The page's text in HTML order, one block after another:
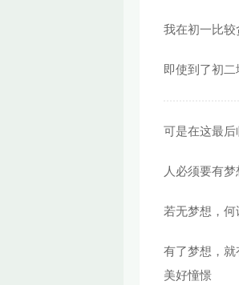
我在初一比
即使到了初
可是在这最后
人必须要有
若无梦想，何
有了梦想，
美好憧憬